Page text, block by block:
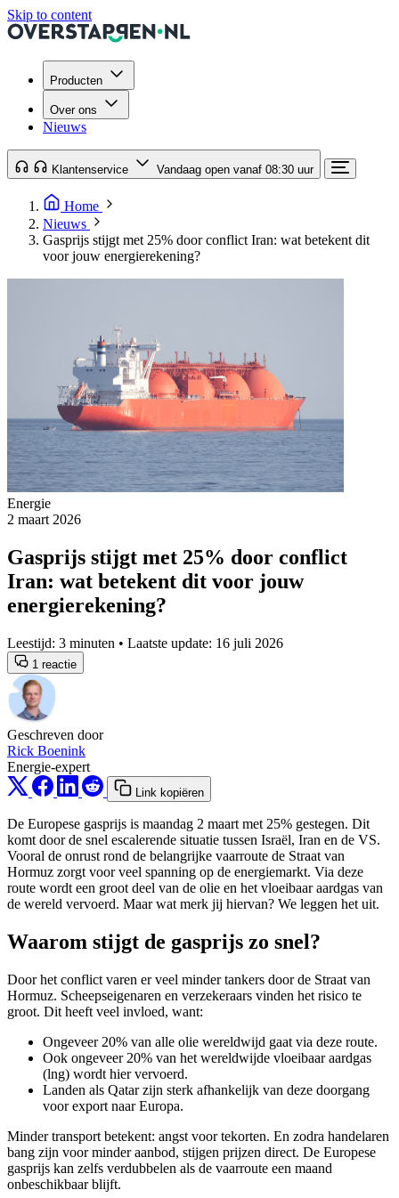
Skip to content
Producten
Over ons
Nieuws
Klantenservice Vandaag open vanaf 08:30 uur
Home
Nieuws
Gasprijs stijgt met 25% door conflict Iran: wat betekent dit
voor jouw energierekening?
Energie
2 maart 2026
Gasprijs stijgt met 25% door conflict
Iran: wat betekent dit voor jouw
energierekening?
Leestijd: 3 minuten • Laatste update: 16 juli 2026
1 reactie
Geschreven door
Rick Boenink
Energie-expert
Link kopiëren
De Europese gasprijs is maandag 2 maart met 25% gestegen. Dit
komt door de snel escalerende situatie tussen Israël, Iran en de VS.
Vooral de onrust rond de belangrijke vaarroute de Straat van
Hormuz zorgt voor veel spanning op de energiemarkt. Via deze
route wordt een groot deel van de olie en het vloeibaar aardgas van
de wereld vervoerd. Maar wat merk jij hiervan? We leggen het uit.
Waarom stijgt de gasprijs zo snel?
Door het conflict varen er veel minder tankers door de Straat van
Hormuz. Scheepseigenaren en verzekeraars vinden het risico te
groot. Dit heeft veel invloed, want:
Ongeveer 20% van alle olie wereldwijd gaat via deze route.
Ook ongeveer 20% van het wereldwijde vloeibaar aardgas
(lng) wordt hier vervoerd.
Landen als Qatar zijn sterk afhankelijk van deze doorgang
voor export naar Europa.
Minder transport betekent: angst voor tekorten. En zodra handelaren
bang zijn voor minder aanbod, stijgen prijzen direct. De Europese
gasprijs kan zelfs verdubbelen als de vaarroute een maand
onbeschikbaar blijft.